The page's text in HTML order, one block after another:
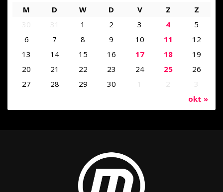
okt »
M D W D V Z
Z
30
31 1 2 3 4
5
6
7 8 9 10 11
12
13
14 15 16 17 18
19
20
21 22 23 24 25
26
27
28 29 30 1 2 3